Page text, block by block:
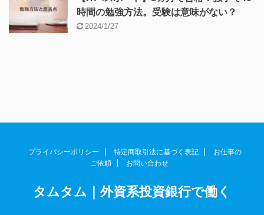
【大人ADHD】ケアレスミス・苦手なコ
ミュニケーションの対処法
2024/1/31
その他の資格
時間の勉強方法。受験は意味がない？